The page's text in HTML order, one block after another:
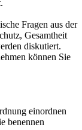
Fragen aus der
Gesamtheit
diskutiert.
können Sie
einordnen
benennen